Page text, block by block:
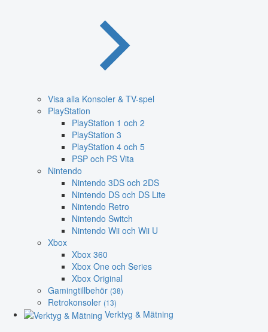
Visa alla Konsoler & TV-spel
PlayStation
PlayStation 1 och 2
PlayStation 3
PlayStation 4 och 5
PSP och PS Vita
Nintendo
Nintendo 3DS och 2DS
Nintendo DS och DS Lite
Nintendo Retro
Nintendo Switch
Nintendo Wii och Wii U
Xbox
Xbox 360
Xbox One och Series
Xbox Original
Gamingtillbehör (38)
Retrokonsoler (13)
Verktyg & Mätning